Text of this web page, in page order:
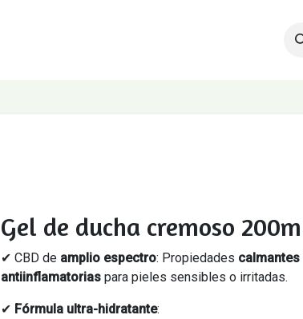
Gel de ducha cremoso
✔ CBD de amplio espectro: Propiedades calmantes
antiinflamatorias para pieles sensibles o irritadas.
✔ Fórmula ultra-hidratante: